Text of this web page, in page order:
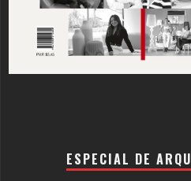
ESPECIAL DE